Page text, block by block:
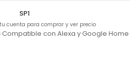
SP1
cuenta para comprar y ver precio
Compatible con Alexa y Google Home